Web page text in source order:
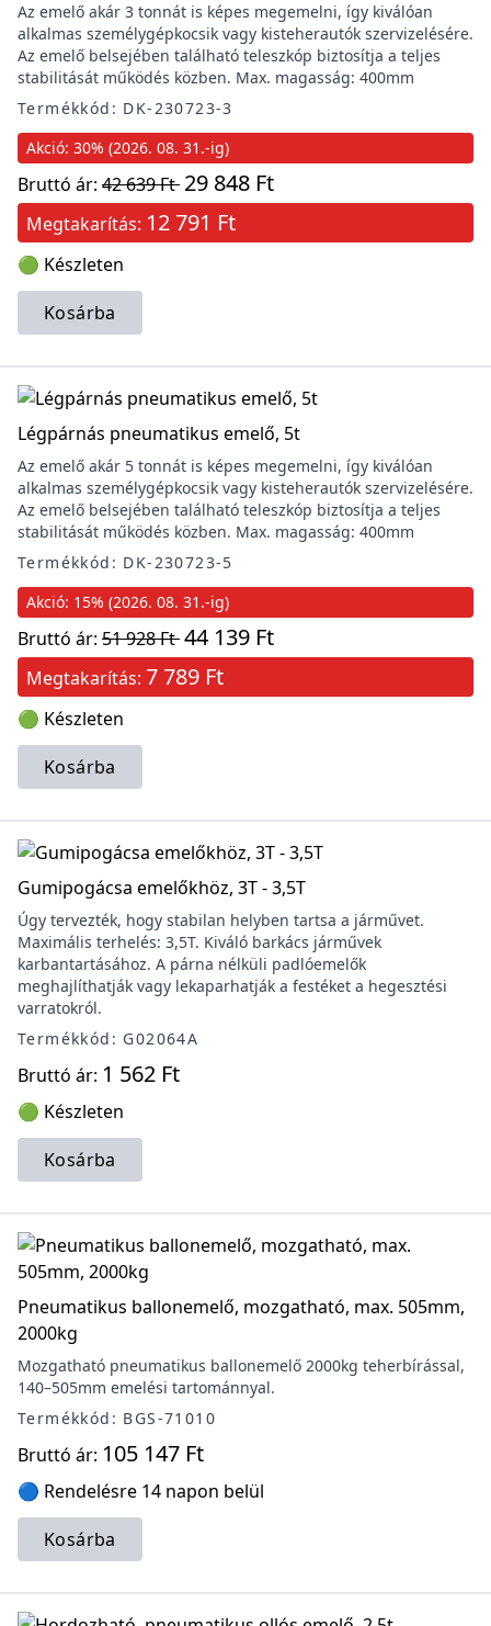
Az emelő akár 3 tonnát is képes megemelni, így kiválóan
alkalmas személygépkocsik vagy kisteherautók szervizelésére.
Az emelő belsejében található teleszkóp biztosítja a teljes
stabilitását működés közben. Max. magasság: 400mm
Termékkód: DK-230723-3
Akció: 30% (2026. 08. 31.-ig)
Bruttó ár: 42 639 Ft 29 848 Ft
Megtakarítás: 12 791 Ft
🟢 Készleten
Kosárba
Légpárnás pneumatikus emelő, 5t
Az emelő akár 5 tonnát is képes megemelni, így kiválóan
alkalmas személygépkocsik vagy kisteherautók szervizelésére.
Az emelő belsejében található teleszkóp biztosítja a teljes
stabilitását működés közben. Max. magasság: 400mm
Termékkód: DK-230723-5
Akció: 15% (2026. 08. 31.-ig)
Bruttó ár: 51 928 Ft44 139 Ft
Megtakarítás: 7 789 Ft
🟢 Készleten
Kosárba
Gumipogácsa emelőkhöz, 3T - 3,5T
Úgy tervezték, hogy stabilan helyben tartsa a járművet.
Maximális terhelés: 3,5T. Kiváló barkács járművek
karbantartásához. A párna nélküli padlóemelők
meghajlíthatják vagy lekaparhatják a festéket a hegesztési
varratokról.
Termékkód: G02064A
Bruttó ár: 1 562 Ft
🟢 Készleten
Kosárba
Pneumatikus ballonemelő, mozgatható, max. 505mm,
2000kg
Mozgatható pneumatikus ballonemelő 2000kg teherbírással,
140–505mm emelési tartománnyal.
Termékkód: BGS-71010
Bruttó ár: 105 147 Ft
🔵 Rendelésre 14 napon belül
Kosárba